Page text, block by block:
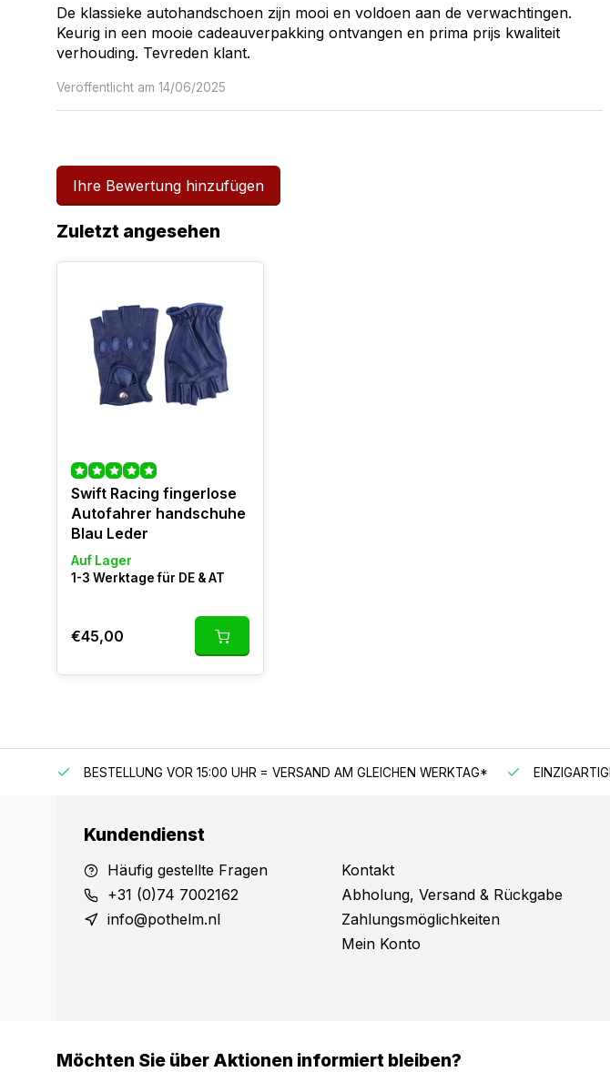
De klassieke autohandschoen zijn mooi en voldoen aan de verwachtingen.
Keurig in een mooie cadeauverpakking ontvangen en prima prijs kwaliteit
verhouding. Tevreden klant.
Veröffentlicht am 14/06/2025
Ihre Bewertung hinzufügen
Zuletzt angesehen
Swift Racing fingerlose
Autofahrer handschuhe
Blau Leder
Auf Lager
1-3 Werktage für DE & AT
€45,00
BESTELLUNG VOR 15:00 UHR = VERSAND AM GLEICHEN WERKTAG*
Kundendienst
Häufig gestellte Fragen
+31 (0)74 7002162
info@pothelm.nl
Kontakt
Abholung, Versand & Rückgabe
Zahlungsmöglichkeiten
Mein Konto
Möchten Sie über Aktionen informiert bleiben?